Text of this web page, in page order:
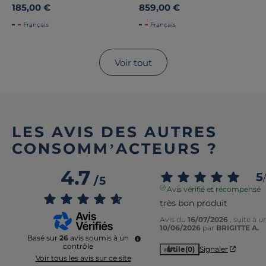
185,00 €
Français
859,00 €
Français
Voir tout
LES AVIS DES AUTRES
CONSOMM’ACTEURS ?
4.7/5
Basé sur 26 avis soumis à un
contrôle
Voir tous les avis sur ce site
5/
Avis vérifié et récompensé
très bon produit
Avis du 16/07/2026
, suite à
10/06/2026 par BRIGITTE A.
Utile(0) Signaler